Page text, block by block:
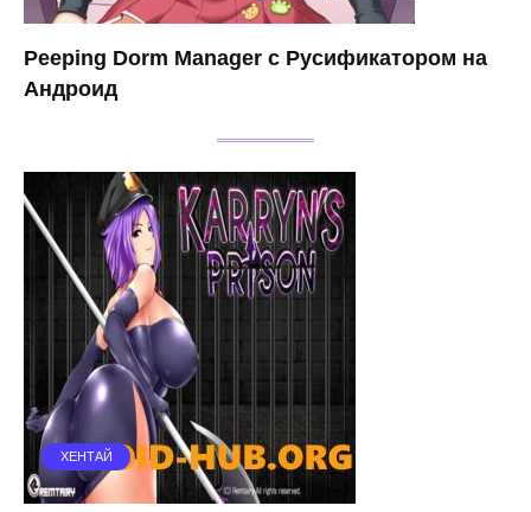
Peeping Dorm Manager с Русификатором на
Андроид
ХЕНТАЙ